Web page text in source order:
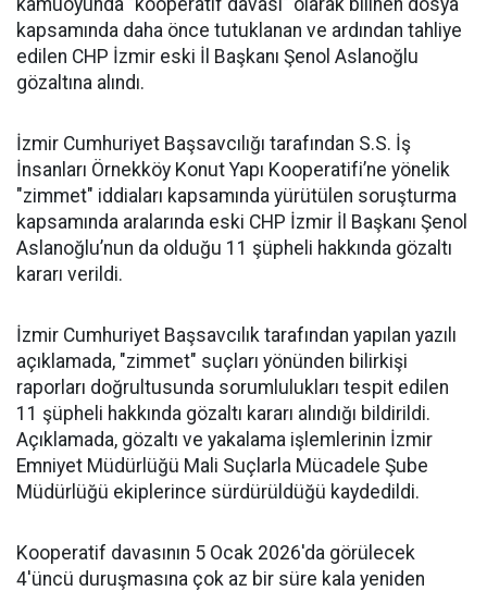
kamuoyunda "kooperatif davası" olarak bilinen dosya
kapsamında daha önce tutuklanan ve ardından tahliye
edilen CHP İzmir eski İl Başkanı Şenol Aslanoğlu
gözaltına alındı.
İzmir Cumhuriyet Başsavcılığı tarafından S.S. İş
İnsanları Örnekköy Konut Yapı Kooperatifi’ne yönelik
"zimmet" iddiaları kapsamında yürütülen soruşturma
kapsamında aralarında eski CHP İzmir İl Başkanı Şenol
Aslanoğlu’nun da olduğu 11 şüpheli hakkında gözaltı
kararı verildi.
İzmir Cumhuriyet Başsavcılık tarafından yapılan yazılı
açıklamada, "zimmet" suçları yönünden bilirkişi
raporları doğrultusunda sorumlulukları tespit edilen
11 şüpheli hakkında gözaltı kararı alındığı bildirildi.
Açıklamada, gözaltı ve yakalama işlemlerinin İzmir
Emniyet Müdürlüğü Mali Suçlarla Mücadele Şube
Müdürlüğü ekiplerince sürdürüldüğü kaydedildi.
Kooperatif davasının 5 Ocak 2026'da görülecek
4'üncü duruşmasına çok az bir süre kala yeniden